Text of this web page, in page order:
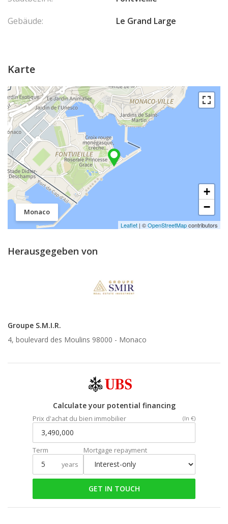
Gebäude:
Le Grand Large
Karte
Monaco
+
−
Leaflet | ©OpenStreetMapcontributors
Herausgegeben von
Groupe S.M.I.R.
4, boulevard des Moulins 98000 - Monaco
Calculate your potential financing
Prix d'achat du bien immobilier (In €)
Term
years
Mortgage repayment
GET IN TOUCH